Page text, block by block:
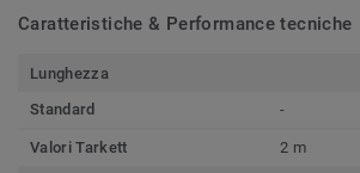
Caratteristiche & Performance tecniche
Lunghezza
Standard
-
Valori Tarkett 2 m